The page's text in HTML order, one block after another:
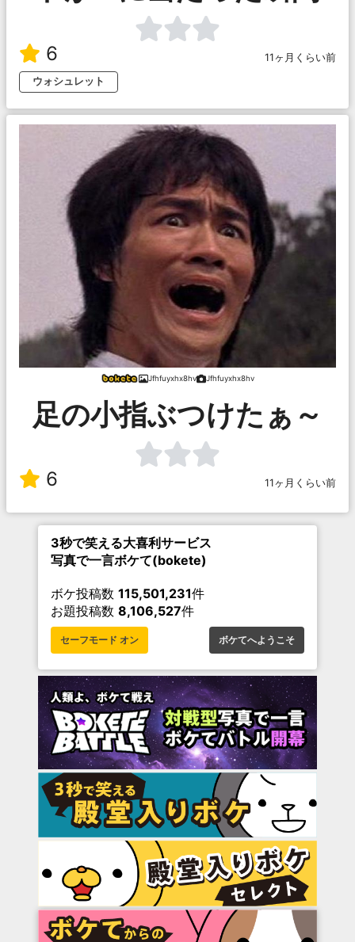
6
11ヶ月くらい前
ウォシュレット
Jfhfuyxhx8hv Jfhfuyxhx8hv
足の小指ぶつけたぁ～
6 11ヶ月くらい前
3秒で笑える大喜利サービス
写真で一言ボケて(bokete)
ボケ投稿数 115,501,231件
お題投稿数 8,106,527件
セーフモード オン ボケてへようこそ